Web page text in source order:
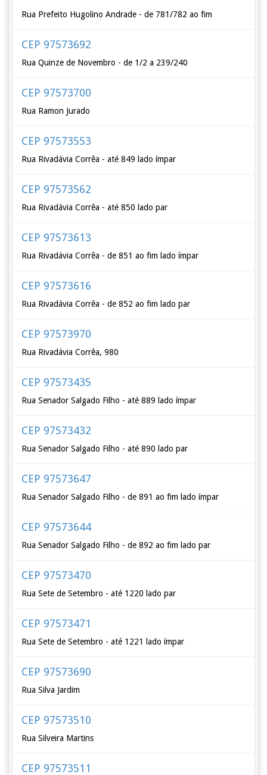
Rua Prefeito Hugolino Andrade - de 781/782 ao fim
CEP 97573692
Rua Quinze de Novembro - de 1/2 a 239/240
CEP 97573700
Rua Ramon Jurado
CEP 97573553
Rua Rivadávia Corrêa - até 849 lado ímpar
CEP 97573562
Rua Rivadávia Corrêa - até 850 lado par
CEP 97573613
Rua Rivadávia Corrêa - de 851 ao fim lado ímpar
CEP 97573616
Rua Rivadávia Corrêa - de 852 ao fim lado par
CEP 97573970
Rua Rivadávia Corrêa, 980
CEP 97573435
Rua Senador Salgado Filho - até 889 lado ímpar
CEP 97573432
Rua Senador Salgado Filho - até 890 lado par
CEP 97573647
Rua Senador Salgado Filho - de 891 ao fim lado ímpar
CEP 97573644
Rua Senador Salgado Filho - de 892 ao fim lado par
CEP 97573470
Rua Sete de Setembro - até 1220 lado par
CEP 97573471
Rua Sete de Setembro - até 1221 lado ímpar
CEP 97573690
Rua Silva Jardim
CEP 97573510
Rua Silveira Martins
CEP 97573511